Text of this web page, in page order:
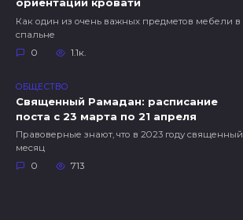
ориентации кровати
Как один из очень важных предметов мебели в
спальне
0
1.1к.
ОБЩЕСТВО
Священный Рамадан: расписание
поста с 23 марта по 21 апреля
Правоверные знают, что в 2023 году священный
месяц
0
713